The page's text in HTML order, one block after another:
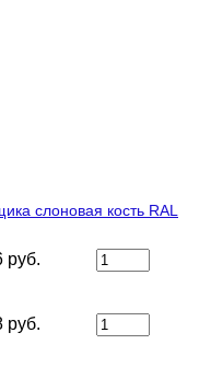
слоновая кость RAL
руб.
руб.